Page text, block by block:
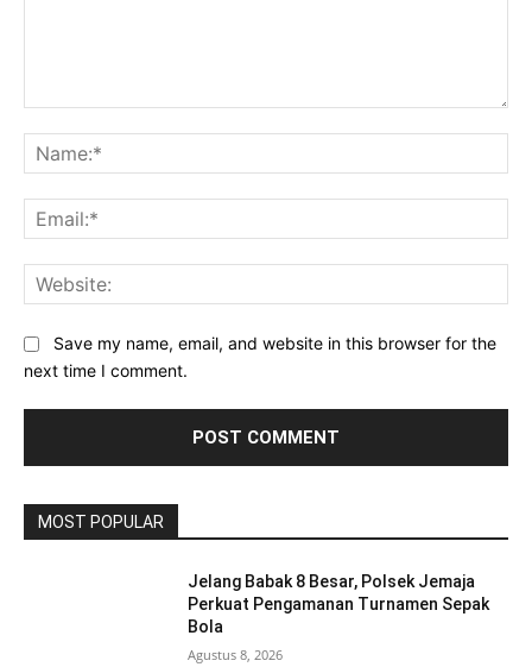
Save my name, email, and website in this browser for the
next time I comment.
MOST POPULAR
Jelang Babak 8 Besar, Polsek Jemaja
Perkuat Pengamanan Turnamen Sepak
Bola
Agustus 8, 2026